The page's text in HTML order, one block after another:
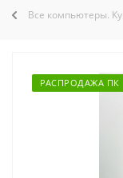
Все компьютеры.
РАСПРОДАЖА ПК